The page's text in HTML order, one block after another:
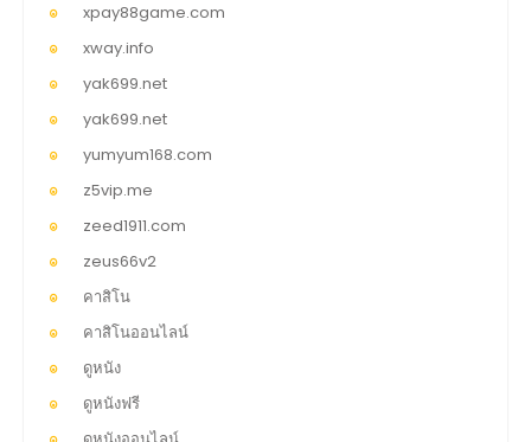
xpay88game.com
xway.info
yak699.net
yak699.net
yumyum168.com
z5vip.me
zeed1911.com
zeus66v2
คาสิโน
คาสิโนออนไลน์
ดูหนัง
ดูหนังฟรี